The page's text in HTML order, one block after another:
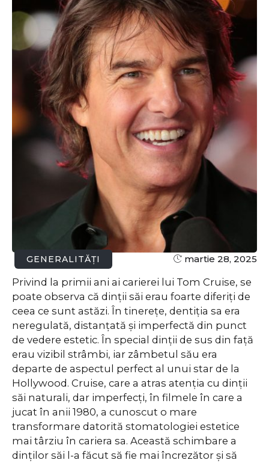
GENERALITĂȚI martie 28, 2025
Privind la primii ani ai carierei lui Tom Cruise, se
poate observa că dinții săi erau foarte diferiți de
ceea ce sunt astăzi. În tinerețe, dentiția sa era
neregulată, distanțată și imperfectă din punct
de vedere estetic. În special dinții de sus din față
erau vizibil strâmbi, iar zâmbetul său era
departe de aspectul perfect al unui star de la
Hollywood. Cruise, care a atras atenția cu dinții
săi naturali, dar imperfecți, în filmele în care a
jucat în anii 1980, a cunoscut o mare
transformare datorită stomatologiei estetice
mai târziu în cariera sa. Această schimbare a
dinților săi l-a făcut să fie mai încrezător și să